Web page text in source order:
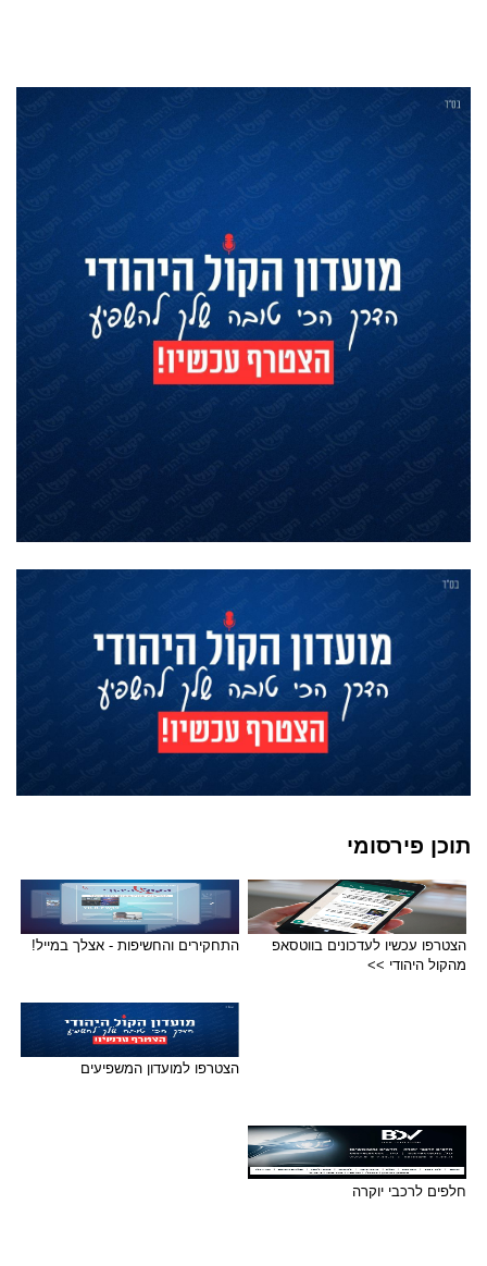
תוכן פירסומי
הצטרפו עכשיו לעדכונים בווטסאפ
מהקול היהודי >>
התחקירים והחשיפות - אצלך במייל!
הצטרפו למועדון המשפיעים
חלפים לרכבי יוקרה